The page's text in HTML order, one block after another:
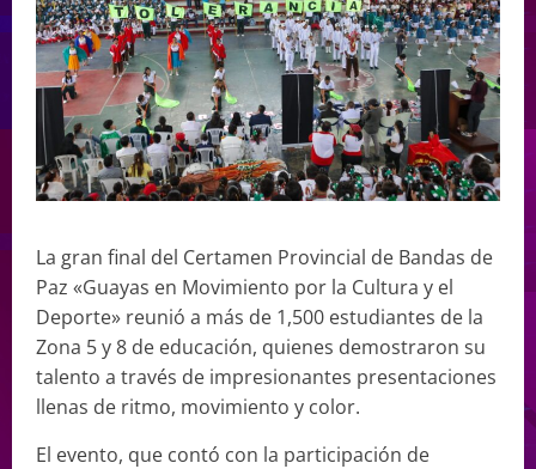
La gran final del Certamen Provincial de Bandas de
Paz «Guayas en Movimiento por la Cultura y el
Deporte» reunió a más de 1,500 estudiantes de la
Zona 5 y 8 de educación, quienes demostraron su
talento a través de impresionantes presentaciones
llenas de ritmo, movimiento y color.
El evento, que contó con la participación de